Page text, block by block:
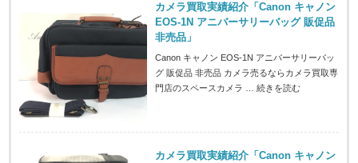
カメラ買取実績紹介「Canon キャノン
EOS-1N アニバーサリーバッグ 販促品
非売品」
Canon キャノン EOS-1N アニバーサリーバッ
グ 販促品 非売品 カメラ売るならカメラ買取専
門店のスペースカメラ …続きを読む
カメラ買取実績紹介「Canon キャノン